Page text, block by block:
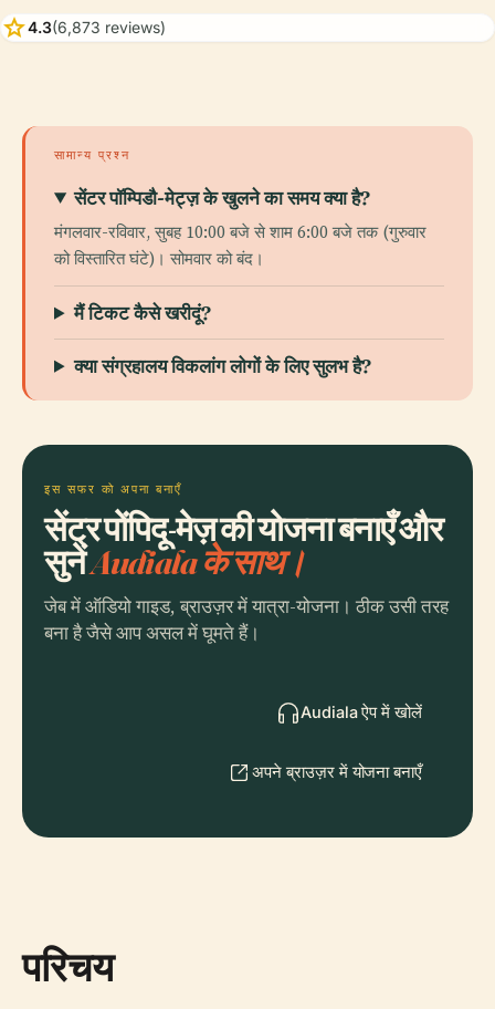
star4.3(6,873 reviews)
सामान्य प्रश्न
सेंटर पॉम्पिडौ-मेट्ज़ के खुलने का समय क्या है?
मंगलवार-रविवार, सुबह 10:00 बजे से शाम 6:00 बजे तक (गुरुवार
को विस्तारित घंटे)। सोमवार को बंद।
मैं टिकट कैसे खरीदूं?
क्या संग्रहालय विकलांग लोगों के लिए सुलभ है?
इस सफर को अपना बनाएँ
सेंट्र पोंपिदू-मेज़ की योजना बनाएँ और
सुनेंAudiala के साथ।
जेब में ऑडियो गाइड, ब्राउज़र में यात्रा-योजना। ठीक उसी तरह
बना है जैसे आप असल में घूमते हैं।
Audiala ऐप में खोलें
अपने ब्राउज़र में योजना बनाएँ
परिचय